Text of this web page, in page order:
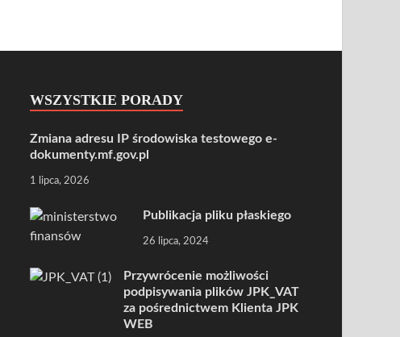
WSZYSTKIE PORADY
Zmiana adresu IP środowiska testowego e-
dokumenty.mf.gov.pl
1 lipca, 2026
Publikacja pliku płaskiego
26 lipca, 2024
Przywrócenie możliwości
podpisywania plików JPK_VAT
za pośrednictwem Klienta JPK
WEB